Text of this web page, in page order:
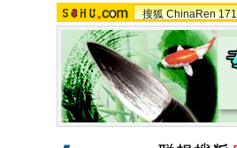
搜狐 ChinaRen